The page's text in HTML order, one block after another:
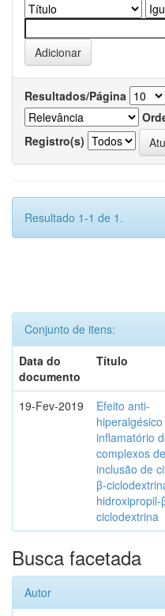
Resultados/Página
Registro(s)
Resultado 1-1 de 1.
Conjunto de itens:
Data do
documento
Título
19-Fev-2019
Efeito anti-
inflamatório
complexos de
inclusão de
β-
hidroxipropil-
ciclodextrina
Busca facetada
Autor